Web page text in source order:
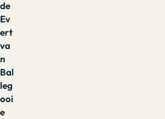
de
Ev
ert
va
n
Bal
leg
ooi
e